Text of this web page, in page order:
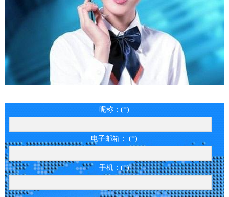
昵称：(*)
电子邮箱： (*)
手机：(*)